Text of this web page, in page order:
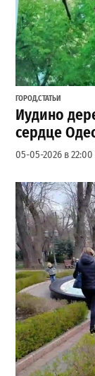
ГОРОД,СТАТЬИ
Иудино
сердце
05-05-2026 в 22:00